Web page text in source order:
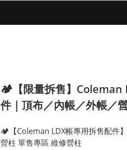
🏕️【限量拆售】Coleman
件｜頂布／內帳／外帳／
🏕️【Coleman LDX帳專用拆售配件
營柱 單售專區 維修營柱